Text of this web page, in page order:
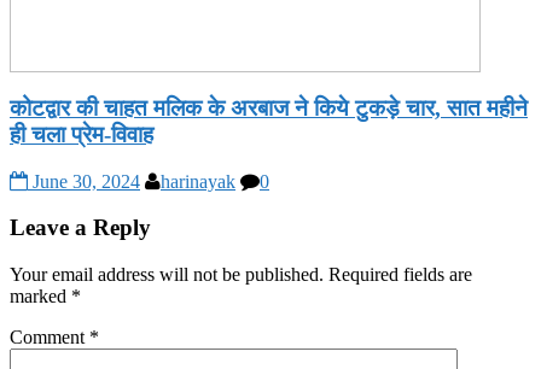
कोटद्वार की चाहत मलिक के अरबाज ने किये टुकड़े चार, सात महीने
ही चला प्रेम-विवाह
June 30, 2024 harinayak 0
Leave a Reply
Your email address will not be published. Required fields are
marked *
Comment *